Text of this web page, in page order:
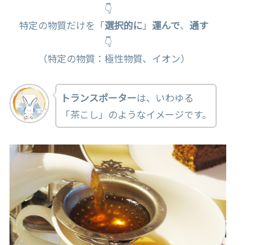
👇
特定の物質だけを「選択的に」 運んで、 通す
👇
（特定の物質：極性物質、イオン）
トランスポーターは、いわゆる
「茶こし」のようなイメージです。